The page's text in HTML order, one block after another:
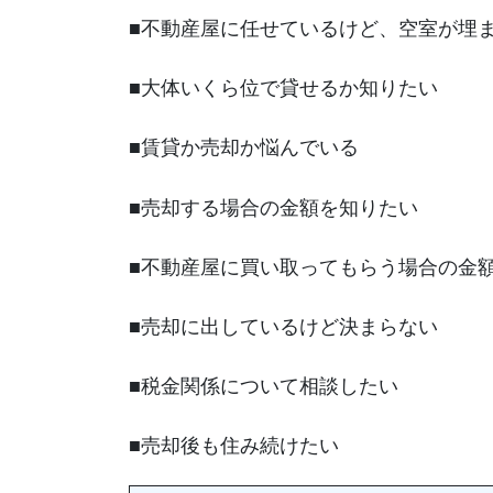
■不動産屋に任せているけど、空室が埋
■大体いくら位で貸せるか知りたい
■賃貸か売却か悩んでいる
■売却する場合の金額を知りたい
■不動産屋に買い取ってもらう場合の金
■売却に出しているけど決まらない
■税金関係について相談したい
■売却後も住み続けたい